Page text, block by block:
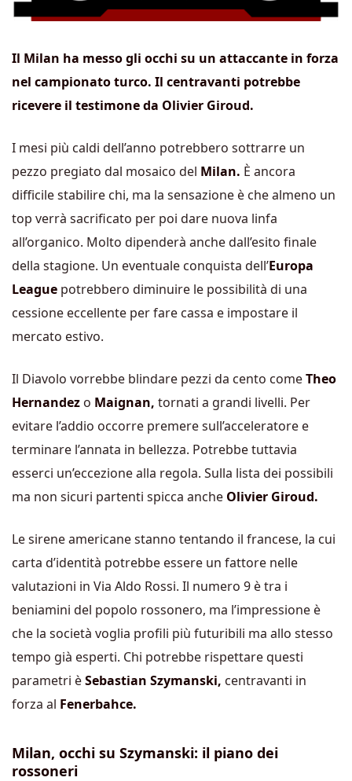
Il Milan ha messo gli occhi su un attaccante in forza
nel campionato turco. Il centravanti potrebbe
ricevere il testimone da Olivier Giroud.
I mesi più caldi dell’anno potrebbero sottrarre un
pezzo pregiato dal mosaico del Milan. È ancora
difficile stabilire chi, ma la sensazione è che almeno un
top verrà sacrificato per poi dare nuova linfa
all’organico. Molto dipenderà anche dall’esito finale
della stagione. Un eventuale conquista dell’Europa
League potrebbero diminuire le possibilità di una
cessione eccellente per fare cassa e impostare il
mercato estivo.
Il Diavolo vorrebbe blindare pezzi da cento comeTheo
Hernandez o Maignan, tornati a grandi livelli. Per
evitare l’addio occorre premere sull’acceleratore e
terminare l’annata in bellezza. Potrebbe tuttavia
esserci un’eccezione alla regola. Sulla lista dei possibili
ma non sicuri partenti spicca anche Olivier Giroud.
Le sirene americane stanno tentando il francese, la cui
carta d’identità potrebbe essere un fattore nelle
valutazioni in Via Aldo Rossi. Il numero 9 è tra i
beniamini del popolo rossonero, ma l’impressione è
che la società voglia profili più futuribili ma allo stesso
tempo già esperti. Chi potrebbe rispettare questi
parametri èSebastian Szymanski, centravanti in
forza al Fenerbahce.
Milan, occhi su Szymanski: il piano dei
rossoneri